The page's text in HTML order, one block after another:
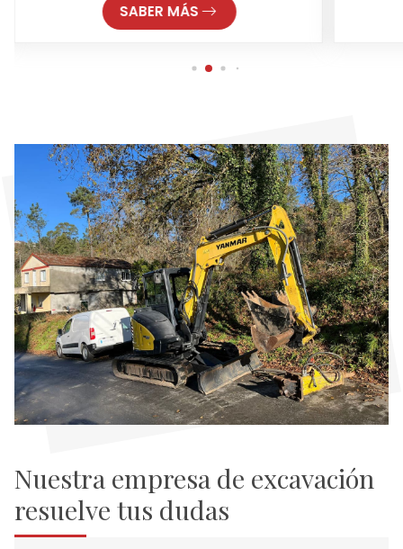
SABER MÁS
Nuestra empresa de excavación
resuelve tus dudas